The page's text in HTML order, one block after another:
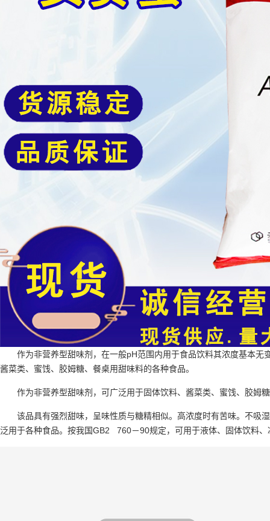
作为非营养型甜味剂，在一般pH范围内用于食品饮料其浓度基本
酱菜类、蜜饯、胶姆糖、餐桌用甜味料的各种食品。
作为非营养型甜味剂，可广泛用于固体饮料、酱菜类、蜜饯、胶姆
该品具有强烈甜味，呈味性质与糖精相似。高浓度时有苦味。不吸
泛用于各种食品。按我国GB2 760－90规定，可用于液体、固体饮料